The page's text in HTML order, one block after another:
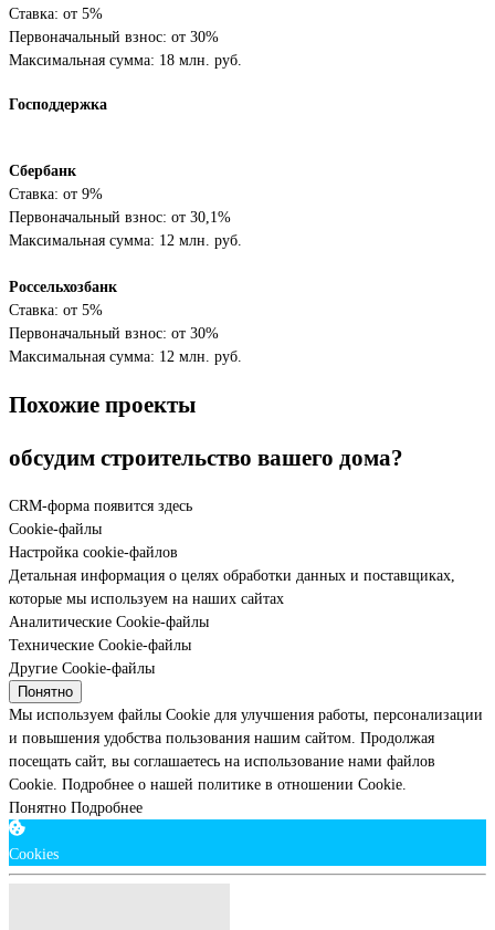
Ставка: от 5%
Первоначальный взнос: от 30%
Максимальная сумма: 18 млн. руб.
Господдержка
Сбербанк
Ставка: от 9%
Первоначальный взнос: от 30,1%
Максимальная сумма: 12 млн. руб.
Россельхозбанк
Ставка: от 5%
Первоначальный взнос: от 30%
Максимальная сумма: 12 млн. руб.
Похожие проекты
обсудим строительство вашего дома?
CRM-форма появится здесь
Cookie-файлы
Настройка cookie-файлов
Детальная информация о целях обработки данных и поставщиках,
которые мы используем на наших сайтах
Аналитические Cookie-файлы
Технические Cookie-файлы
Другие Cookie-файлы
Понятно
Мы используем файлы Cookie для улучшения работы, персонализации
и повышения удобства пользования нашим сайтом. Продолжая
посещать сайт, вы соглашаетесь на использование нами файлов
Cookie. Подробнее о нашей политике в отношении Cookie.
Понятно Подробнее
Cookies